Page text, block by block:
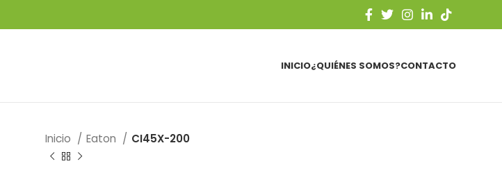
INICIO¿QUIÉNES SOMOS?CONTACTO
Inicio Eaton CI45X-200